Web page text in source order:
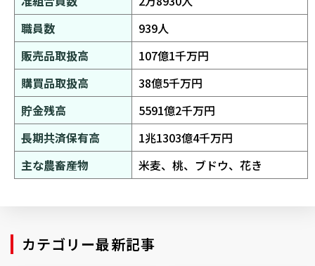
職員数
939人
販売品取扱高
107億1千万円
購買品取扱高
38億5千万円
貯金残高
5591億2千万円
長期共済保有高
1兆1303億4千万円
主な農畜産物
米麦、桃、ブドウ、花き
カテゴリー最新記事